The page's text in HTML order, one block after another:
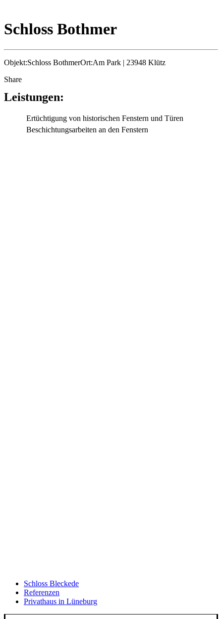
Schloss Bothmer
Objekt:Schloss BothmerOrt:Am Park | 23948 Klütz
Share
Leistungen:
Ertüchtigung von historischen Fenstern und Türen
Beschichtungsarbeiten an den Fenstern
Schloss Bleckede
Referenzen
Privathaus in Lüneburg